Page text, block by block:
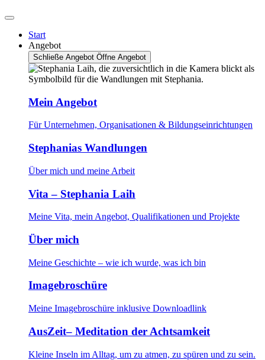
Start
Angebot
Schließe Angebot Öffne Angebot
Mein Angebot
Für Unternehmen, Organisationen & Bildungseinrichtungen
Stephanias Wandlungen
Über mich und meine Arbeit
Vita – Stephania Laih
Meine Vita, mein Angebot, Qualifikationen und Projekte
Über mich
Meine Geschichte – wie ich wurde, was ich bin
Imagebroschüre
Meine Imagebroschüre inklusive Downloadlink
AusZeit– Meditation der Achtsamkeit
Kleine Inseln im Alltag, um zu atmen, zu spüren und zu sein.